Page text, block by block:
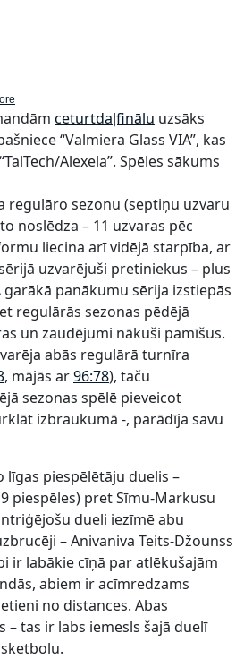
ceturtdaļfinālu uzsāks
“Valmiera Glass VIA”, kas
Alexela”. Spēles sākums
regulāro sezonu (septiņu uzvaru
noslēdza – 11 uzvaras pēc
liecina arī vidējā starpība, ar
uzvarējuši pretiniekus – plus
garākā panākumu sērija izstiepās
regulārās sezonas pēdējā
un zaudējumi nākuši pamīšus.
abās regulārā turnīra
, mājās ar96:78), taču
sezonas spēlē pieveicot
izbraukumā -, parādīja savu
līgas piespēlētāju duelis –
piespēles) pret Sīmu-Markusu
dueli iezīmē abu
– Anivaniva Teits-Džounss
ir labākie cīņā par atlēkušajām
abiem ir acīmredzams
no distances. Abas
– tas ir labs iemesls šajā duelī